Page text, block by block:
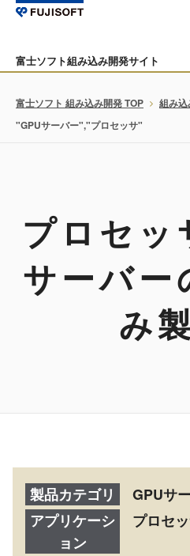
富士ソフト組み込み開発サイト
富士ソフト 組み込み開発 TOP
組み
"GPUサーバー","プロセッサ"
プロセ
サーバー
み
製品カテゴリ
GPUサ
アプリケーシ
ョン
プロセ